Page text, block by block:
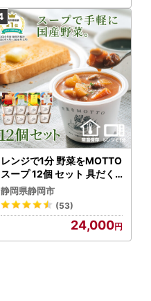
レンジで1分 野菜をMOTTO
スープ 12個 セット 具だく
さんスープ 朝食 惣菜 国産
野菜 常温保存
静岡県静岡市
(53)
24,000